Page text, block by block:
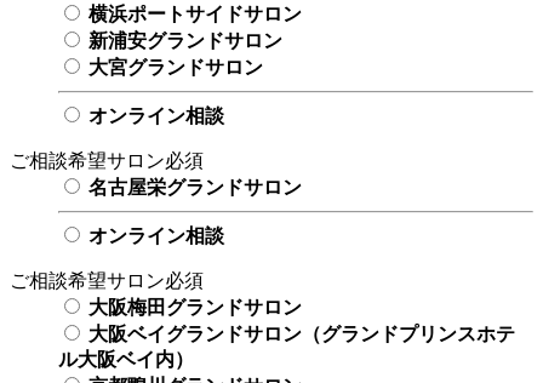
横浜ポートサイドサロン
新浦安グランドサロン
大宮グランドサロン
オンライン相談
ご相談希望サロン必須
名古屋栄グランドサロン
オンライン相談
ご相談希望サロン必須
大阪梅田グランドサロン
大阪ベイグランドサロン（グランドプリンスホテ
ル大阪ベイ内）